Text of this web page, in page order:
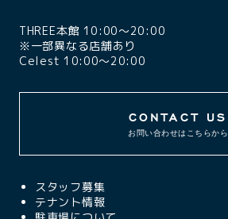
THREE本館 10:00〜20:00
※一部異なる店舗あり
Celest 10:00〜20:00
CONTACT US
お問い合わせはこちらから
スタッフ募集
テナント情報